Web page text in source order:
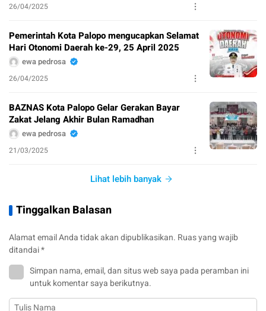
26/04/2025
Pemerintah Kota Palopo mengucapkan Selamat
Hari Otonomi Daerah ke-29, 25 April 2025
ewa pedrosa
26/04/2025
BAZNAS Kota Palopo Gelar Gerakan Bayar
Zakat Jelang Akhir Bulan Ramadhan
ewa pedrosa
21/03/2025
Lihat lebih banyak
Tinggalkan Balasan
Alamat email Anda tidak akan dipublikasikan. Ruas yang wajib
ditandai*
Simpan nama, email, dan situs web saya pada peramban ini
untuk komentar saya berikutnya.